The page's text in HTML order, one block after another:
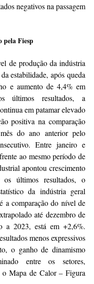
negativos na passagem
pela Fiesp
de produção da indústria
estabilidade, após queda
e aumento de 4,4% em
últimos resultados, a
em patamar elevado
positiva na comparação
do ano anterior pelo
Entre janeiro e
ao mesmo período de
apontou crescimento
últimos resultados, o
da indústria geral
a comparação do nível de
até dezembro de
a 2023, está em +2,6%.
menos expressivos
o ganho de dinamismo
entre os setores,
o Mapa de Calor – Figura